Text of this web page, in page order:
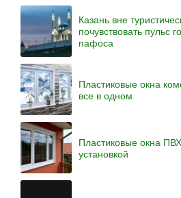
Казань вне
почувствовать пульс
пафоса
Пластиковые окна
все в одном
Пластиковые окна
установкой